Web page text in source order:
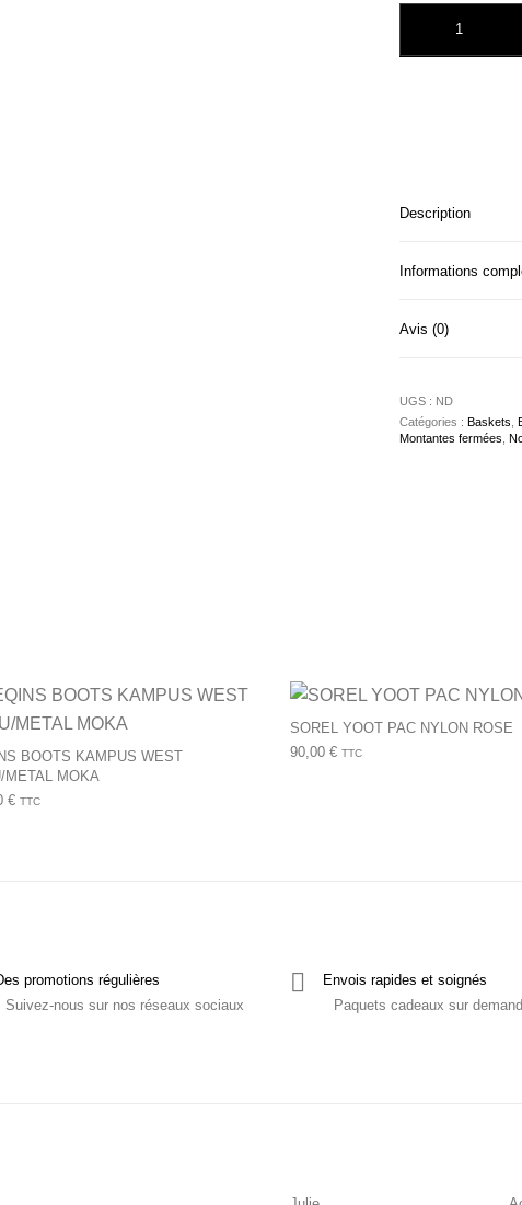
Description
Informations
Avis (0)
UGS : ND
Catégories : Baskets
Montantes fermées
variations. Les options peuvent être choisies sur la page du
BOOTS KAMPUS WEST
METAL MOKA
€ TTC
SOREL YOOT PAC NYLON ROSE
90,00 € TTC
promotions régulières
Suivez-nous sur nos réseaux sociaux
Envois rapides et soignés
Paquets cadeaux sur